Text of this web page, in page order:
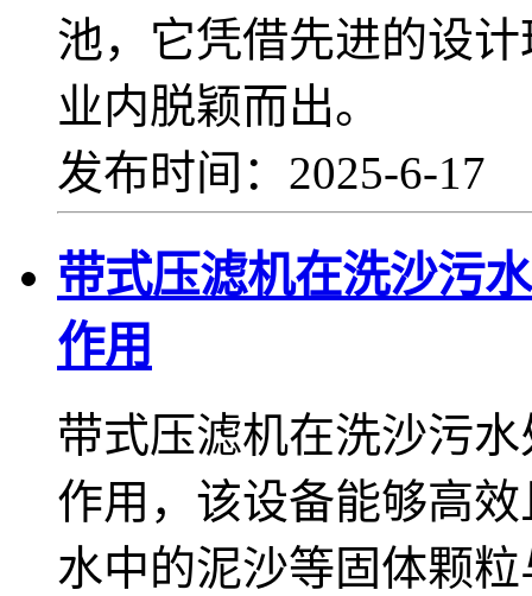
池，它凭借先进的设
业内脱颖而出。
发布时间：2025-6-17
带式压滤机在洗沙污
作用
带式压滤机在洗沙污
作用，该设备能够高
水中的泥沙等固体颗